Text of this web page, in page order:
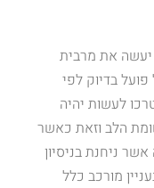
את מרבית
בדיוק לפי
לעשות יהיה
הלב וזאת כאשר
ניחנת בניסיון
מורכב כלל